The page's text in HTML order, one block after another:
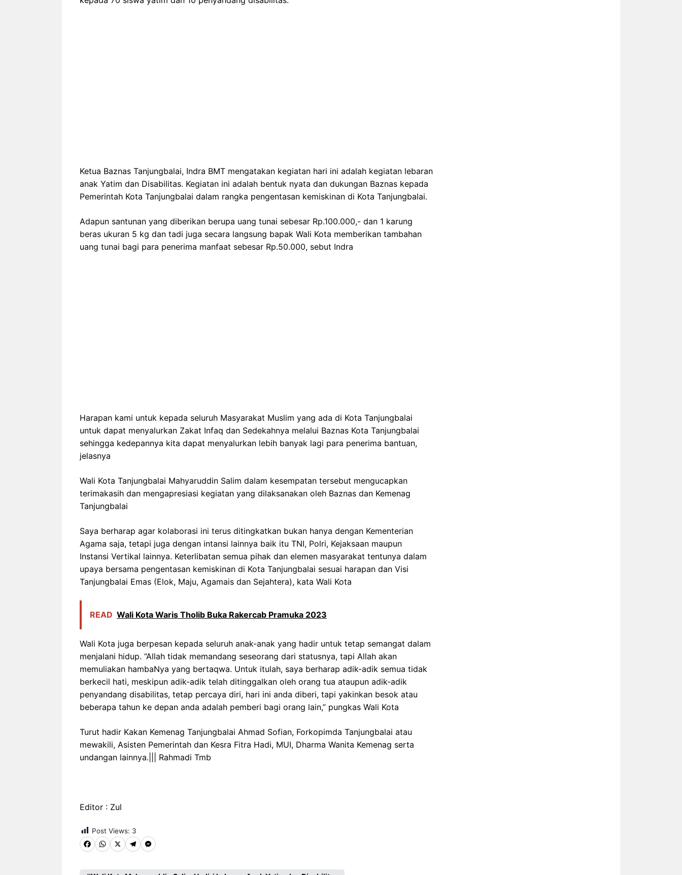
Ketua Baznas Tanjungbalai, Indra BMT mengatakan kegiatan hari ini adalah kegiatan lebaran
anak Yatim dan Disabilitas. Kegiatan ini adalah bentuk nyata dan dukungan Baznas kepada
Pemerintah Kota Tanjungbalai dalam rangka pengentasan kemiskinan di Kota Tanjungbalai.
Adapun santunan yang diberikan berupa uang tunai sebesar Rp.100.000,- dan 1 karung
beras ukuran 5 kg dan tadi juga secara langsung bapak Wali Kota memberikan tambahan
uang tunai bagi para penerima manfaat sebesar Rp.50.000, sebut Indra
Harapan kami untuk kepada seluruh Masyarakat Muslim yang ada di Kota Tanjungbalai
untuk dapat menyalurkan Zakat Infaq dan Sedekahnya melalui Baznas Kota Tanjungbalai
sehingga kedepannya kita dapat menyalurkan lebih banyak lagi para penerima bantuan,
jelasnya
Wali Kota Tanjungbalai Mahyaruddin Salim dalam kesempatan tersebut mengucapkan
terimakasih dan mengapresiasi kegiatan yang dilaksanakan oleh Baznas dan Kemenag
Tanjungbalai
Saya berharap agar kolaborasi ini terus ditingkatkan bukan hanya dengan Kementerian
Agama saja, tetapi juga dengan intansi lainnya baik itu TNI, Polri, Kejaksaan maupun
Instansi Vertikal lainnya. Keterlibatan semua pihak dan elemen masyarakat tentunya dalam
upaya bersama pengentasan kemiskinan di Kota Tanjungbalai sesuai harapan dan Visi
Tanjungbalai Emas (Elok, Maju, Agamais dan Sejahtera), kata Wali Kota
READ Wali Kota Waris Tholib Buka Rakercab Pramuka 2023
Wali Kota juga berpesan kepada seluruh anak-anak yang hadir untuk tetap semangat dalam
menjalani hidup. “Allah tidak memandang seseorang dari statusnya, tapi Allah akan
memuliakan hambaNya yang bertaqwa. Untuk itulah, saya berharap adik-adik semua tidak
berkecil hati, meskipun adik-adik telah ditinggalkan oleh orang tua ataupun adik-adik
penyandang disabilitas, tetap percaya diri, hari ini anda diberi, tapi yakinkan besok atau
beberapa tahun ke depan anda adalah pemberi bagi orang lain,” pungkas Wali Kota
Turut hadir Kakan Kemenag Tanjungbalai Ahmad Sofian, Forkopimda Tanjungbalai atau
mewakili, Asisten Pemerintah dan Kesra Fitra Hadi, MUI, Dharma Wanita Kemenag serta
undangan lainnya.||| Rahmadi Tmb
Editor : Zul
Post Views: 3
F WX T M